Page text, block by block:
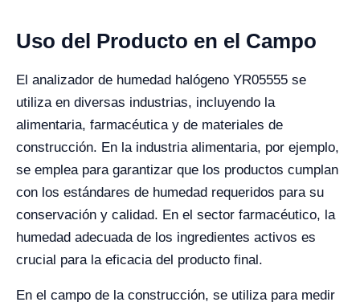
Uso del Producto en el Campo
El analizador de humedad halógeno YR05555 se
utiliza en diversas industrias, incluyendo la
alimentaria, farmacéutica y de materiales de
construcción. En la industria alimentaria, por ejemplo,
se emplea para garantizar que los productos cumplan
con los estándares de humedad requeridos para su
conservación y calidad. En el sector farmacéutico, la
humedad adecuada de los ingredientes activos es
crucial para la eficacia del producto final.
En el campo de la construcción, se utiliza para medir